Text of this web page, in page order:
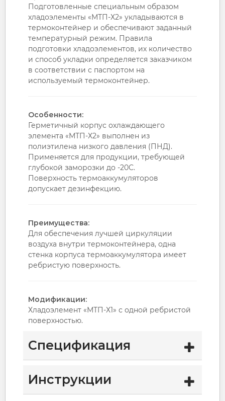
Подготовленные специальным образом
хладоэлементы «МТП-Х2» укладываются в
термоконтейнер и обеспечивают заданный
температурный режим. Правила
подготовки хладоэлементов, их количество
и способ укладки определяется заказчиком
в соответствии с паспортом на
используемый термоконтейнер.
Особенности:
Герметичный корпус охлаждающего
элемента «МТП-Х2» выполнен из
полиэтилена низкого давления (ПНД).
Применяется для продукции, требующей
глубокой заморозки до -20С.
Поверхность термоаккумуляторов
допускает дезинфекцию.
Преимущества:
Для обеспечения лучшей циркуляции
воздуха внутри термоконтейнера, одна
стенка корпуса термоаккумулятора имеет
ребристую поверхность.
Модификации:
Хладоэлемент «МТП-Х1» с одной ребристой
поверхностью.
Спецификация
Инструкции